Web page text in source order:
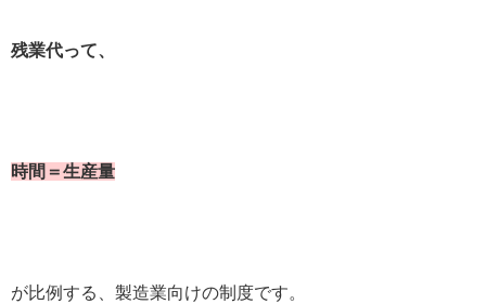
残業代って、
時間＝生産量
が比例する、製造業向けの制度です。